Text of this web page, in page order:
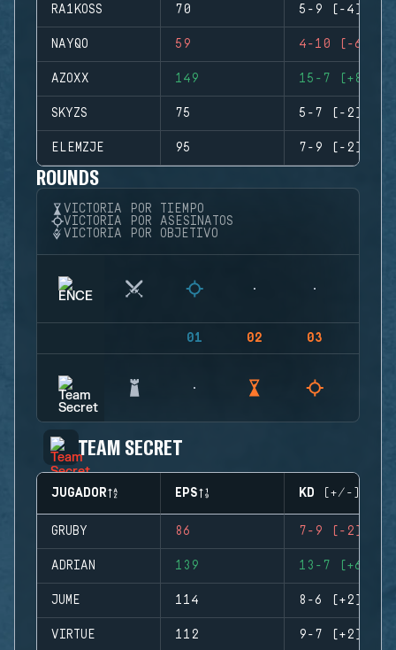
RA1KOSS 70 5-9 (-4)
NAYQO 59 4-10 (-6)
AZOXX 149 15-7 (+8)
SKYZS 75 5-7 (-2)
ELEMZJE 95 7-9 (-2)
ROUNDS
VICTORIA POR TIEMPO
VICTORIA POR ASESINATOS
VICTORIA POR OBJETIVO
01 02 03
TEAM SECRET
JUGADOR EPS KD (+/-)
GRUBY 86 7-9 (-2)
ADRIAN 139 13-7 (+6)
JUME 114 8-6 (+2)
VIRTUE 112 9-7 (+2)